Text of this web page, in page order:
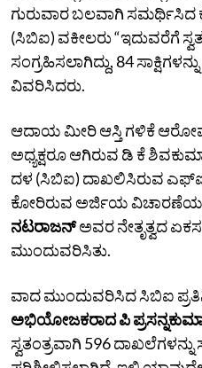
ಗುರುವಾರ ಬಲವಾಗಿ ಸಮರ್ಥಿಸಿದ
(ಸಿಬಿಐ) ವಕೀಲರು “ಇದುವರೆಗೆ
ಸಂಗ್ರಹಿಸಲಾಗಿದ್ದು, 84
ವಿವರಿಸಿದರು.
ಆದಾಯ ಮೀರಿ ಆಸ್ತಿ ಗಳಿಕೆ
ಅಧ್ಯಕ್ಷರೂ ಆಗಿರುವ ಡಿ ಕೆ
ದಳ (ಸಿಬಿಐ) ದಾಖಲಿಸಿರುವ
ಕೋರಿರುವ ಅರ್ಜಿಯ
ನಟರಾಜನ್‌ಅವರ ನೇತೃತ್ವದ
ಮುಂದುವರಿಸಿತು.
ವಾದ ಮುಂದುವರಿಸಿದ ಸಿಬಿಐ
ಅಭಿಯೋಜಕರಾದ ಪಿ
ಸ್ವತಂತ್ರವಾಗಿ 596 ದಾಖಲೆಗಳನ್ನು